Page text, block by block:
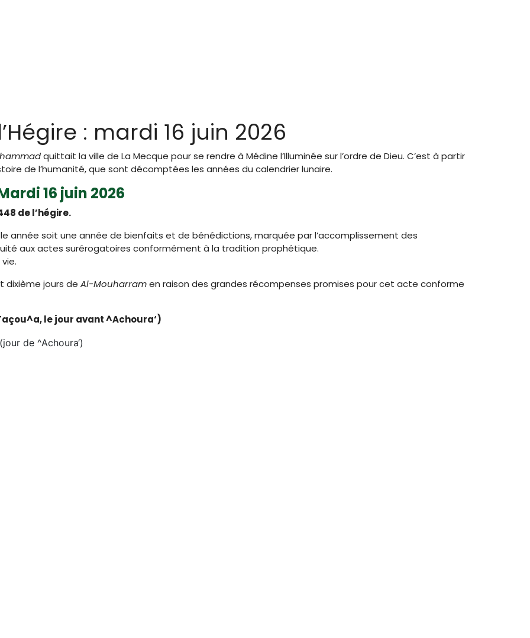
: mardi 16 juin 2026
quittait la ville de La Mecque pour se rendre à Médine l’Illuminée sur l’ordre de Dieu. C’est à partir
de l’humanité, que sont décomptées les années du calendrier lunaire.
16 juin 2026
de l’hégire.
année soit une année de bienfaits et de bénédictions, marquée par l’accomplissement des
aux actes surérogatoires conformément à la tradition prophétique.
dixième jours de Al-Mouharramen raison des grandes récompenses promises pour cet acte conforme
le jour avant ^Achoura‘)
de ^Achoura‘)